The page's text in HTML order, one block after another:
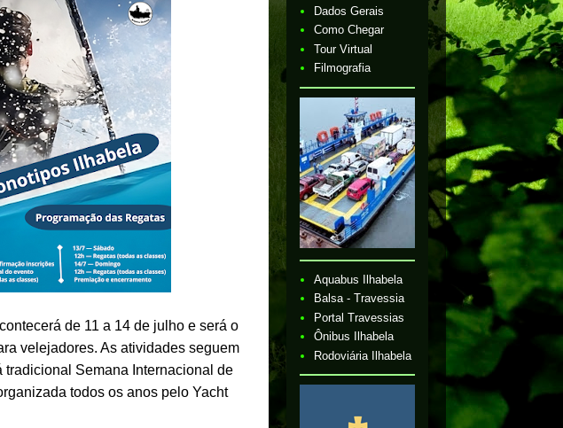
de 11 a 14 de julho e será o
velejadores. As atividades seguem
tradicional Semana Internacional de
todos os anos pelo Yacht
Dados Gerais
Como Chegar
Tour Virtual
Filmografia
Aquabus Ilhabela
Balsa - Travessia
Portal Travessias
Ônibus Ilhabela
Rodoviária Ilhabela